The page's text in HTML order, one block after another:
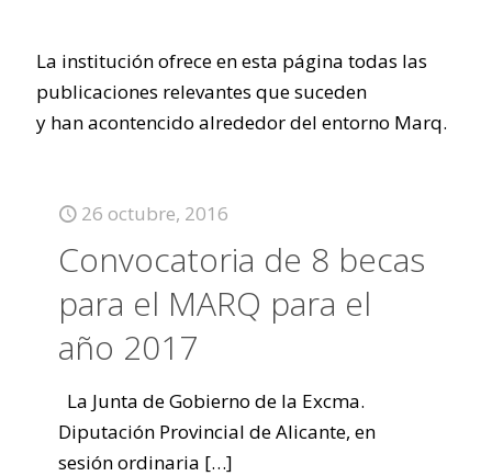
La institución ofrece en esta página todas las
publicaciones relevantes que suceden
y han acontencido alrededor del entorno Marq.
26 octubre, 2016
Convocatoria de 8 becas
para el MARQ para el
año 2017
La Junta de Gobierno de la Excma.
Diputación Provincial de Alicante, en
sesión ordinaria […]